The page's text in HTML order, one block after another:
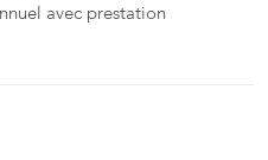
avec prestation